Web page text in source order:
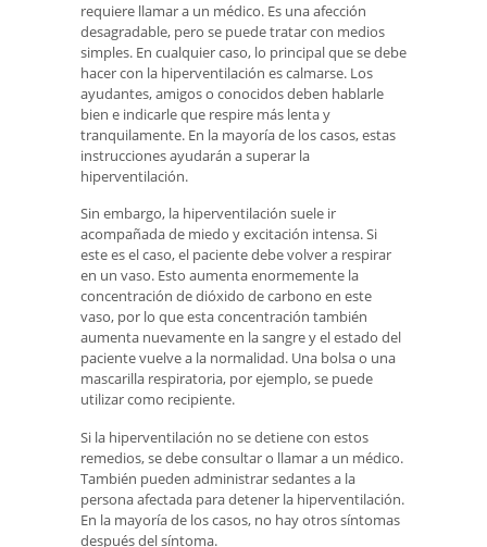
requiere llamar a un médico. Es una afección
desagradable, pero se puede tratar con medios
simples. En cualquier caso, lo principal que se debe
hacer con la hiperventilación es calmarse. Los
ayudantes, amigos o conocidos deben hablarle
bien e indicarle que respire más lenta y
tranquilamente. En la mayoría de los casos, estas
instrucciones ayudarán a superar la
hiperventilación.
Sin embargo, la hiperventilación suele ir
acompañada de miedo y excitación intensa. Si
este es el caso, el paciente debe volver a respirar
en un vaso. Esto aumenta enormemente la
concentración de dióxido de carbono en este
vaso, por lo que esta concentración también
aumenta nuevamente en la sangre y el estado del
paciente vuelve a la normalidad. Una bolsa o una
mascarilla respiratoria, por ejemplo, se puede
utilizar como recipiente.
Si la hiperventilación no se detiene con estos
remedios, se debe consultar o llamar a un médico.
También pueden administrar sedantes a la
persona afectada para detener la hiperventilación.
En la mayoría de los casos, no hay otros síntomas
después del síntoma.